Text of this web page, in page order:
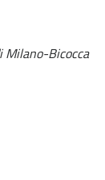
Milano-Bicocca